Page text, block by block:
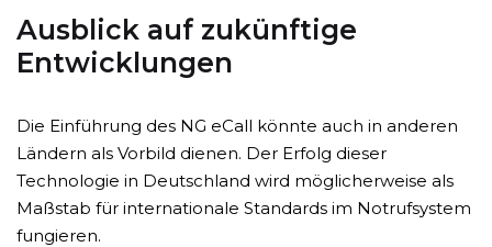
Ausblick auf zukünftige
Entwicklungen
Die Einführung des NG eCall könnte auch in anderen
Ländern als Vorbild dienen. Der Erfolg dieser
Technologie in Deutschland wird möglicherweise als
Maßstab für internationale Standards im Notrufsystem
fungieren.